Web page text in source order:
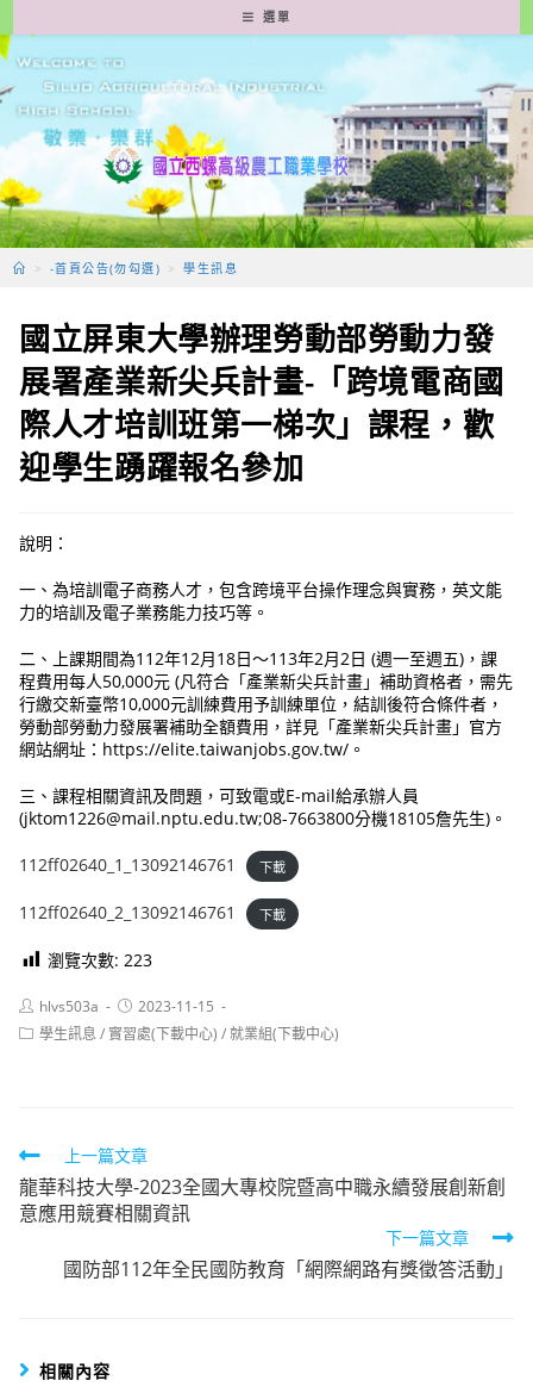
轉
至
要
容
選單
> -首頁公告(勿勾選) > 學生訊息
國立屏東大學辦理勞動部勞動力發
展署產業新尖兵計畫-「跨境電商國
際人才培訓班第一梯次」課程，歡
迎學生踴躍報名參加
說明：
一、為培訓電子商務人才，包含跨境平台操作理念與實務，英文能
力的培訓及電子業務能力技巧等。
二、上課期間為112年12月18日～113年2月2日 (週一至週五)，課
程費用每人50,000元 (凡符合「產業新尖兵計畫」補助資格者，需先
行繳交新臺幣10,000元訓練費用予訓練單位，結訓後符合條件者，
勞動部勞動力發展署補助全額費用，詳見「產業新尖兵計畫」官方
網站網址：https://elite.taiwanjobs.gov.tw/。
三、課程相關資訊及問題，可致電或E-mail給承辦人員
(jktom1226@mail.nptu.edu.tw;08-7663800分機18105詹先生)。
112ff02640_1_13092146761 下載
112ff02640_2_13092146761 下載
瀏覽次數: 223
Post
author:
hlvs503a
Post
published:
2023-11-15
Post學生訊息 / 實習處(下載中心) /就業組(下載中心)
Read
more
articles
上一篇文章
龍華科技大學-2023全國大專校院暨高中職永續發展創新創
意應用競賽相關資訊
下一篇文章
國防部112年全民國防教育「網際網路有獎徵答活動」
相關內容